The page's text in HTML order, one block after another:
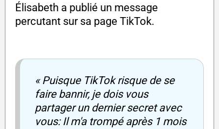
Élisabeth a publié un message
percutant sur sa page TikTok.
« Puisque TikTok risque de se
faire bannir, je dois vous
partager un dernier secret avec
vous: Il m'a trompé après 1 mois